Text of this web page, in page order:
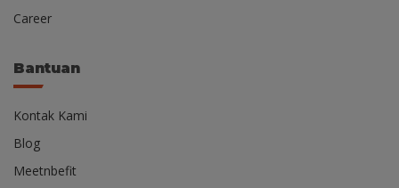
Career
Bantuan
Kontak Kami
Blog
Meetnbefit